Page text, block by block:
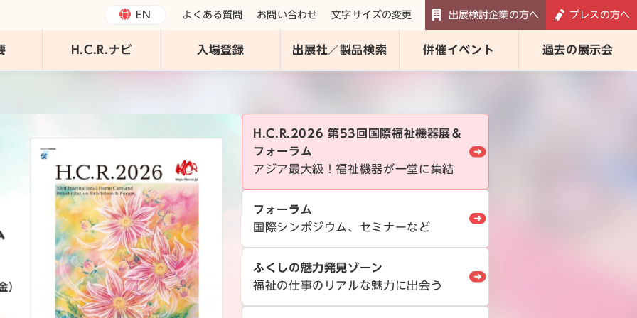
H.C.R.ナビ 入場登録 出展社／製品検索 併催イベント 過去の展示会
EN よくある質問 お問い合わせ 文字サイズの変更 出展検討企業の方へ プレスの方へ
H.C.R.2026 第53回国際福祉機器展＆
フォーラム
アジア最大級！福祉機器が一堂に集結
フォーラム
国際シンポジウム、セミナーなど
ふくしの魅力発見ゾーン
福祉の仕事のリアルな魅力に出会う